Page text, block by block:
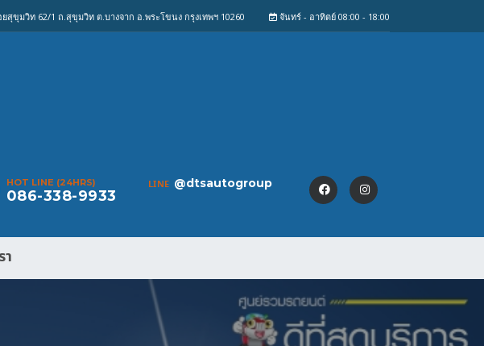
จันทร์ - อาทิตย์ 08:00 - 18:00
สุขุมวิท 62/1 ถ.สุขุมวิท ต.บางจาก อ.พระโขนง กรุงเทพฯ 10260
LINE @dtsautogroup
HOT LINE (24HRS)
086-338-9933